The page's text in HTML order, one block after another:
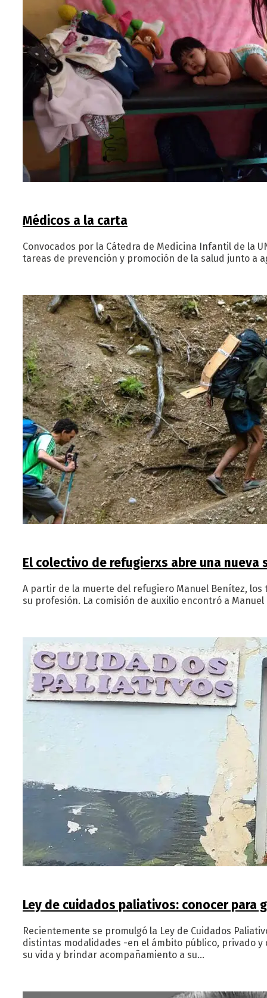
Médicos a la carta
Convocados por la Cátedra de Medicina Infantil de la
tareas de prevención y promoción de la salud junto a
El colectivo de refugierxs abre una nueva
A partir de la muerte del refugiero Manuel Benítez,
su profesión. La comisión de auxilio encontró a
Ley de cuidados paliativos: conocer
Recientemente se promulgó la Ley de Cuidados
distintas modalidades -en el ámbito público, privado
su vida y brindar acompañamiento a su…